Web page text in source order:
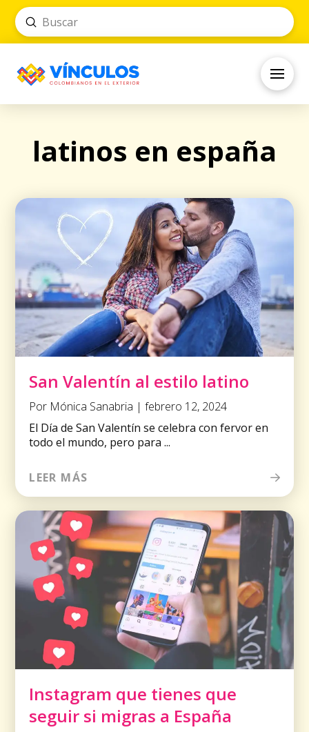
Search
Submit
latinos en españa
San Valentín al estilo latino
Por Mónica Sanabria | febrero 12, 2024
El Día de San Valentín se celebra con fervor en
todo el mundo, pero para ...
LEER MÁS
Instagram que tienes que
seguir si migras a España